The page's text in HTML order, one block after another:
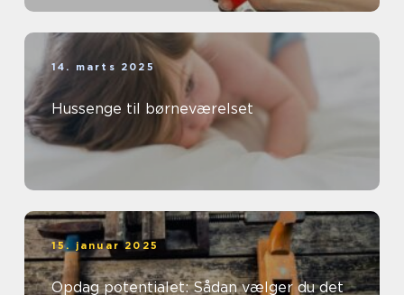
14. marts 2025
Hussenge til børneværelset
15. januar 2025
Opdag potentialet: Sådan vælger du det